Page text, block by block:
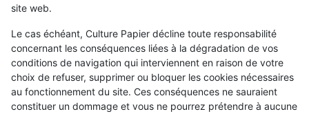
site web.
Le cas échéant, Culture Papier décline toute responsabilité
concernant les conséquences liées à la dégradation de vos
conditions de navigation qui interviennent en raison de votre
choix de refuser, supprimer ou bloquer les cookies nécessaires
au fonctionnement du site. Ces conséquences ne sauraient
constituer un dommage et vous ne pourrez prétendre à aucune